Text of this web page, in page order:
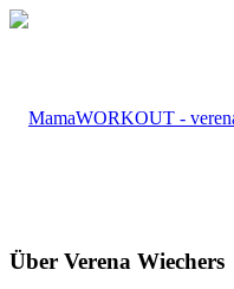
Über Verena Wiechers